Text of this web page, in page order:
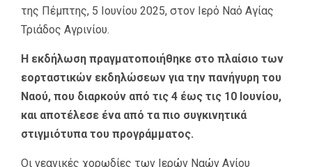
της Πέμπτης, 5 Ιουνίου 2025, στον Ιερό Ναό Αγίας
Τριάδος Αγρινίου.
Η εκδήλωση πραγματοποιήθηκε στο πλαίσιο των
εορταστικών εκδηλώσεων για την πανήγυρη του
Ναού, που διαρκούν από τις 4 έως τις 10 Ιουνίου,
και αποτέλεσε ένα από τα πιο συγκινητικά
στιγμιότυπα του προγράμματος.
Οι νεανικές χορωδίες των Ιερών Ναών Αγίου